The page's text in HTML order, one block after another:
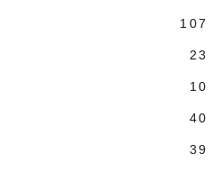
107
23
10
40
39